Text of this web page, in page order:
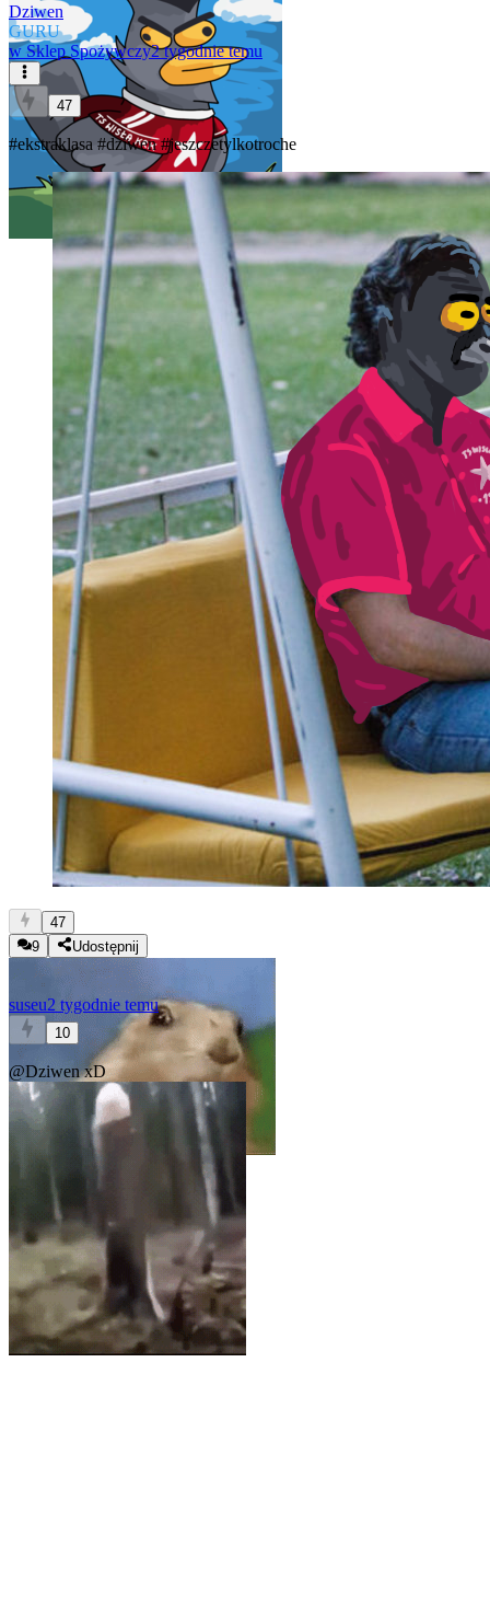
Dziwen
GURU
w Sklep Spożywczy2 tygodnie temu
47
#ekstraklasa #dziwen #jeszczetylkotroche
47
9
Udostępnij
suseu2 tygodnie temu
10
@DziwenxD